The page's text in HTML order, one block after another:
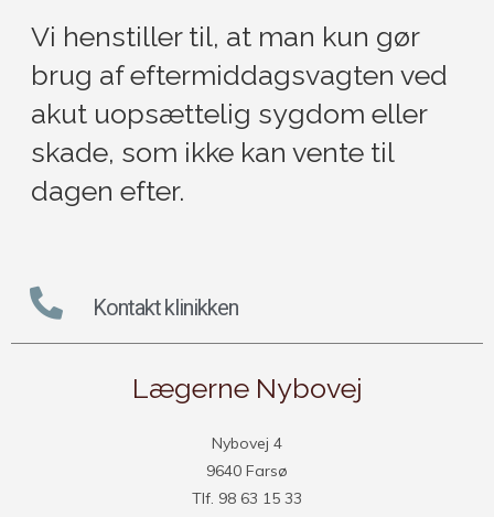
Vi henstiller til, at man kun gør
brug af eftermiddagsvagten ved
akut uopsættelig sygdom eller
skade, som ikke kan vente til
dagen efter.
Kontakt klinikken
Lægerne Nybovej
Nybovej 4
9640 Farsø
Tlf. 98 63 15 33